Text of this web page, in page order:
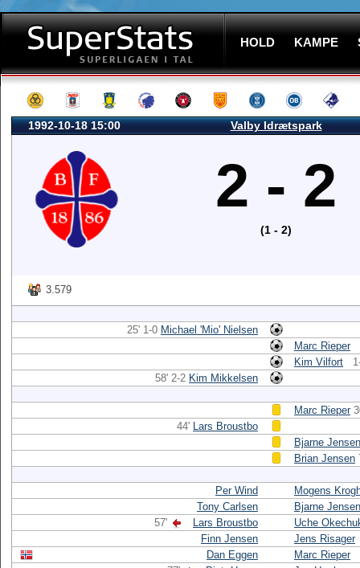
HOLD KAMPE
1992-10-18 15:00 Valby Idrætspark
2 - 2
(1 - 2)
3.579
25' 1-0 Michael 'Mio' Nielsen
Marc Rieper
Kim Vilfort
58' 2-2 Kim Mikkelsen
Marc Rieper
44' Lars Broustbo
Bjarne Jensen
Brian Jensen
Per Wind
Mogens
Tony Carlsen
Bjarne Jensen
57'
Lars Broustbo
Uche
Finn Jensen
Jens Risager
Dan Eggen
Marc Rieper